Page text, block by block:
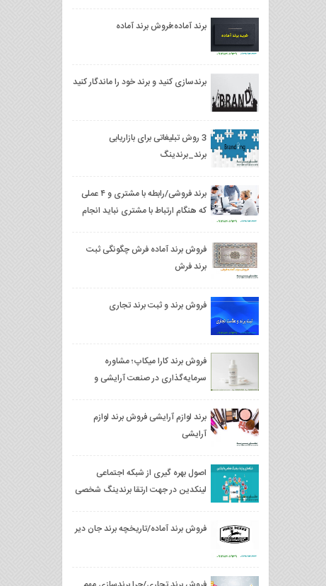
برند آماده؛فروش برند آماده
برندسازی کنید و برند خود را ماندگار کنید
3 روش تبلیغاتی برای بازاریابی
برند_برندینگ
برند فروشی/رابطه با مشتری و ۴ عملی
که هنگام ارتباط با مشتری نباید انجام
فروش برند آماده فرش چگونگی ثبت
برند فرش
فروش برند و ثبت برند تجاری
فروش برند کارا ميكاپ؛ مشاوره
سرمایه‌گذاری در صنعت آرایشی و
برند لوازم آرایشی فروش برند لوازم
آرایشی
اصول بهره گیری از شبکه اجتماعی
لینکدین در جهت ارتقا برندینگ شخصی
فروش برند آماده/تاریخچه برند جان دیر